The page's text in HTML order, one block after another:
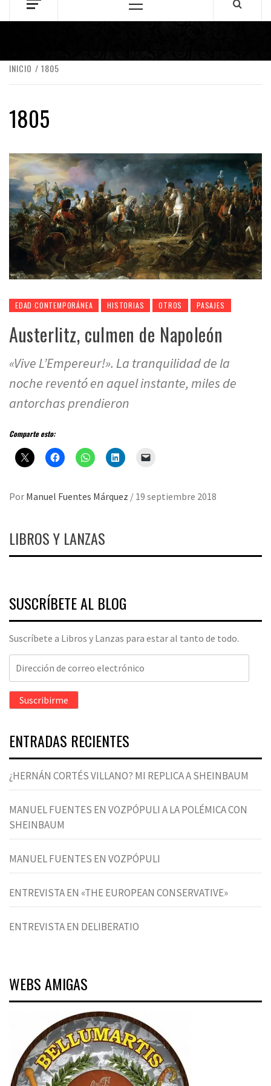
Menú
INICIO 1805
1805
EDAD CONTEMPORÁNEA HISTORIAS OTROS PASAJES
Austerlitz, culmen de Napoleón
«Vive L’Empereur!». La tranquilidad de la
noche reventó en aquel instante, miles de
antorchas prendieron
Comparte esto:
Por Manuel Fuentes Márquez / 19 septiembre 2018
LIBROS Y LANZAS
SUSCRÍBETE AL BLOG
Suscríbete a Libros y Lanzas para estar al tanto de todo.
Dirección
de
correo
electrónico
Suscribirme
ENTRADAS RECIENTES
¿HERNÁN CORTÉS VILLANO? MI REPLICA A SHEINBAUM
MANUEL FUENTES EN VOZPÓPULI A LA POLÉMICA CON
SHEINBAUM
MANUEL FUENTES EN VOZPÓPULI
ENTREVISTA EN «THE EUROPEAN CONSERVATIVE»
ENTREVISTA EN DELIBERATIO
WEBS AMIGAS